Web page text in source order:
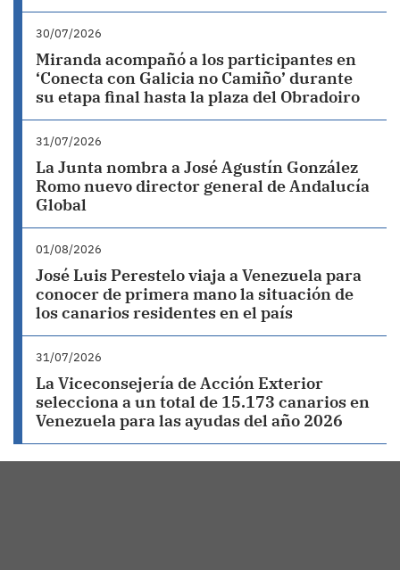
30/07/2026
Miranda acompañó a los participantes en
‘Conecta con Galicia no Camiño’ durante
su etapa final hasta la plaza del Obradoiro
31/07/2026
La Junta nombra a José Agustín González
Romo nuevo director general de Andalucía
Global
01/08/2026
José Luis Perestelo viaja a Venezuela para
conocer de primera mano la situación de
los canarios residentes en el país
31/07/2026
La Viceconsejería de Acción Exterior
selecciona a un total de 15.173 canarios en
Venezuela para las ayudas del año 2026